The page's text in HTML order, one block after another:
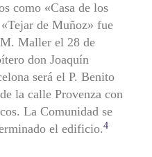
como «Casa de los
de Muñoz» fue
Maller el 28 de
don Joaquín
será el P. Benito
la calle Provenza con
La Comunidad se
el edificio.4